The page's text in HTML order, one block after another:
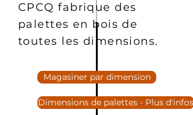
CPCQ fabrique des
palettes en bois de
toutes les dimensions.
Magasiner par dimension
Dimensions de palettes - Plus d'infos